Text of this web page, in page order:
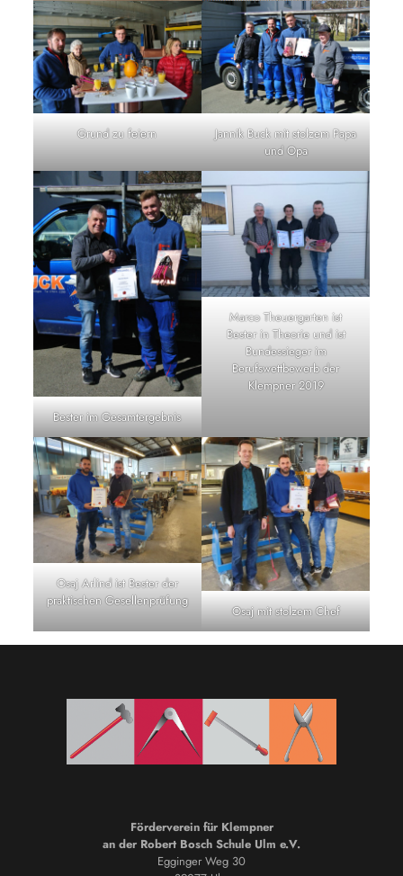
Grund zu feiern
Jannik Buck mit stolzem Papa
und Opa
Bester im Gesamtergebnis
Marco Theuergarten ist
Bester in Theorie und ist
Bundessieger im
Berufswettbewerb der
Klempner 2019
Osaj Arlind ist Bester der
praktischen Gesellenprüfung
Osaj mit stolzem Chef
Förderverein für Klempner
an der Robert Bosch Schule Ulm e.V.
Egginger Weg 30